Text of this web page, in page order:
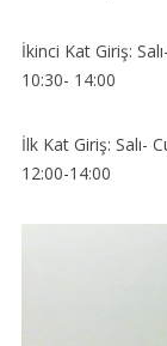
İkinci Kat Giriş:
10:30- 14:00
İlk Kat Giriş: Salı-
12:00-14:00